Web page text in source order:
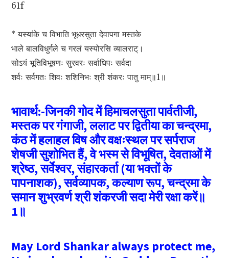
61f
* यस्यांके च विभाति भूधरसुता देवापगा मस्तके
भाले बालविधुर्गले च गरलं यस्योरसि व्यालराट्।
सोऽयं भूतिविभूषणः सुरवरः सर्वाधिपः सर्वदा
शर्वः सर्वगतः शिवः शशिनिभः श्री शंकरः पातु माम्‌॥1॥
भावार्थ:-जिनकी गोद में हिमाचलसुता पार्वतीजी,
मस्तक पर गंगाजी, ललाट पर द्वितीया का चन्द्रमा,
कंठ में हलाहल विष और वक्षःस्थल पर सर्पराज
शेषजी सुशोभित हैं, वे भस्म से विभूषित, देवताओं में
श्रेष्ठ, सर्वेश्वर, संहारकर्ता (या भक्तों के
पापनाशक), सर्वव्यापक, कल्याण रूप, चन्द्रमा के
समान शुभ्रवर्ण श्री शंकरजी सदा मेरी रक्षा करें॥
1॥
May Lord Shankar always protect me,